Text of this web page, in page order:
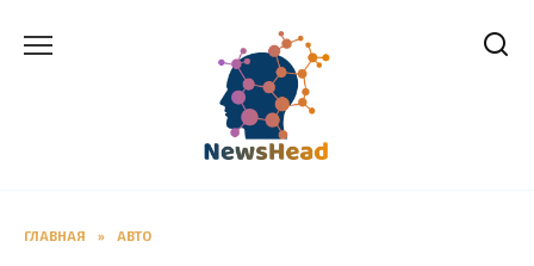
ГЛАВНАЯ » АВТО